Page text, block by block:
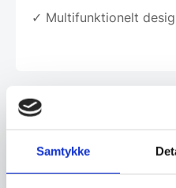
Samtykke
✓ Multifunktionelt
Har du spørgsmål til
Vi prismatcher - Klik her